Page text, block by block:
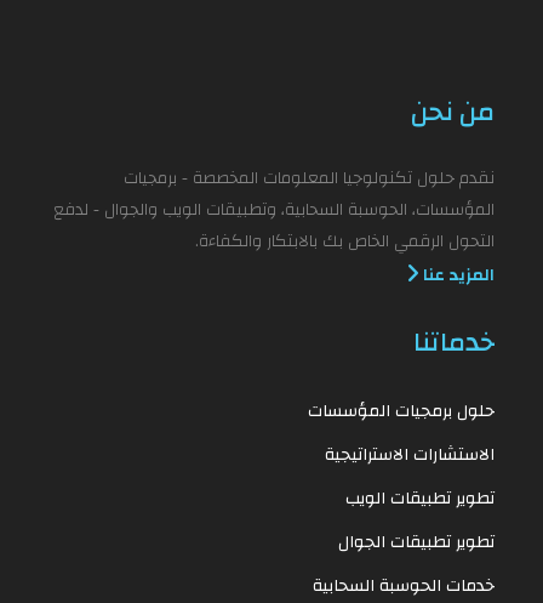
من نحن
نقدم حلول تكنولوجيا المعلومات المخصصة - برمجيات
المؤسسات، الحوسبة السحابية، وتطبيقات الويب والجوال - لدفع
التحول الرقمي الخاص بك بالابتكار والكفاءة.
المزيد عنا
خدماتنا
حلول برمجيات المؤسسات
الاستشارات الاستراتيجية
تطوير تطبيقات الويب
تطوير تطبيقات الجوال
خدمات الحوسبة السحابية